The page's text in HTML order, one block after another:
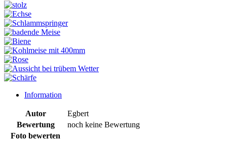
Information
Autor
Egbert
Bewertung
noch keine Bewertung
Foto bewerten